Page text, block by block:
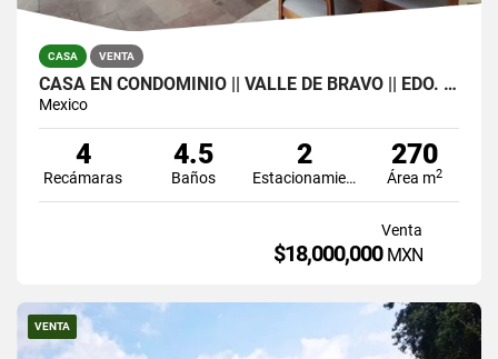
CASA VENTA
CASA EN CONDOMINIO || VALLE DE BRAVO || EDO. DE MÉXICO
Mexico
4
Recámaras
4.5
Baños
2
Estacionamiento
270
Área m2
Venta
$18,000,000 MXN
VENTA